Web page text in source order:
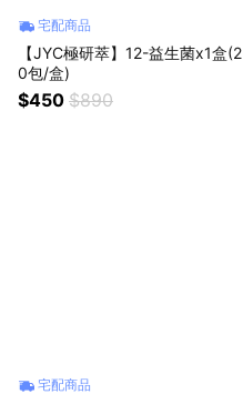
宅配商品
【JYC極研萃】12-益生菌x1盒(2
0包/盒)
$450 $890
宅配商品